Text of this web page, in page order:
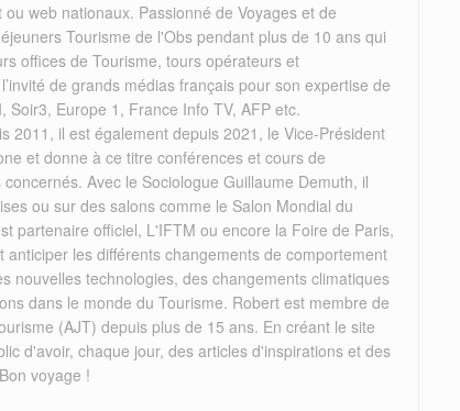
web nationaux. Passionné de Voyages et de
Tourisme de l'Obs pendant plus de 10 ans qui
offices de Tourisme, tours opérateurs et
de grands médias français pour son expertise de
Soir3, Europe 1, France Info TV, AFP etc.
2011, il est également depuis 2021, le Vice-Président
et donne à ce titre conférences et cours de
Avec le Sociologue Guillaume Demuth, il
ou sur des salons comme le Salon Mondial du
partenaire officiel, L'IFTM ou encore la Foire de Paris,
les différents changements de comportement
nouvelles technologies, des changements climatiques
dans le monde du Tourisme. Robert est membre de
(AJT) depuis plus de 15 ans. En créant le site
d'avoir, chaque jour, des articles d'inspirations et des
voyage !